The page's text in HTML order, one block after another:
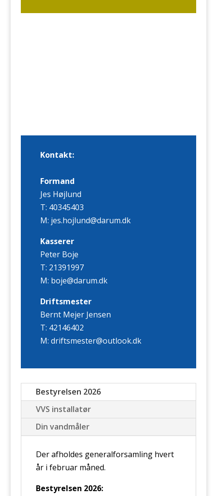
Kontakt:
Formand
Jes Højlund
T: 40345403
M: jes.hojlund@darum.dk
Kasserer
Peter Boje
T: 21391997
M: boje@darum.dk
Driftsmester
Bernt Mejer Jensen
T: 42146402
M: driftsmester@outlook.dk
Bestyrelsen 2026
VVS installatør
Din vandmåler
Der afholdes generalforsamling hvert
år i februar måned.
Bestyrelsen 2026: